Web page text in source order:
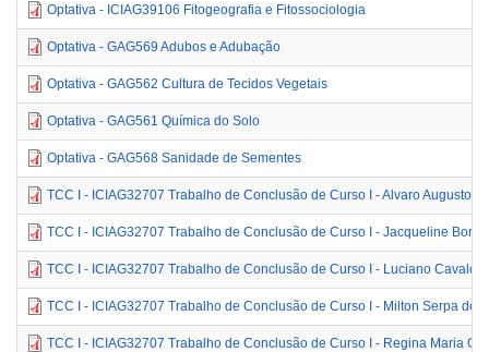
Optativa - ICIAG39106 Fitogeografia e Fitossociologia
Optativa - GAG569 Adubos e Adubação
Optativa - GAG562 Cultura de Tecidos Vegetais
Optativa - GAG561 Química do Solo
Optativa - GAG568 Sanidade de Sementes
TCC I - ICIAG32707 Trabalho de Conclusão de Curso I - Alvaro Augusto
TCC I - ICIAG32707 Trabalho de Conclusão de Curso I - Jacqueline
TCC I - ICIAG32707 Trabalho de Conclusão de Curso I - Luciano
TCC I - ICIAG32707 Trabalho de Conclusão de Curso I - Milton Serpa de
TCC I - ICIAG32707 Trabalho de Conclusão de Curso I - Regina Maria